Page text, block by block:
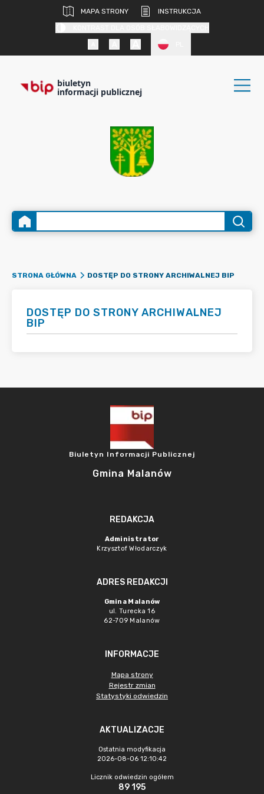
MAPA STRONY
INSTRUKCJA
biuletyn
informacji publicznej
STRONA GŁÓWNA DOSTĘP DO STRONY ARCHIWALNEJ BIP
DOSTĘP DO STRONY ARCHIWALNEJ
BIP
Biuletyn Informacji Publicznej
Gmina Malanów
REDAKCJA
Administrator
Krzysztof Włodarczyk
ADRES REDAKCJI
Gmina Malanów
ul. Turecka 16
62-709 Malanów
INFORMACJE
Mapa strony
Rejestr zmian
Statystyki odwiedzin
AKTUALIZACJE
Ostatnia modyfikacja
2026-08-06 12:10:42
Licznik odwiedzin ogółem
89 195